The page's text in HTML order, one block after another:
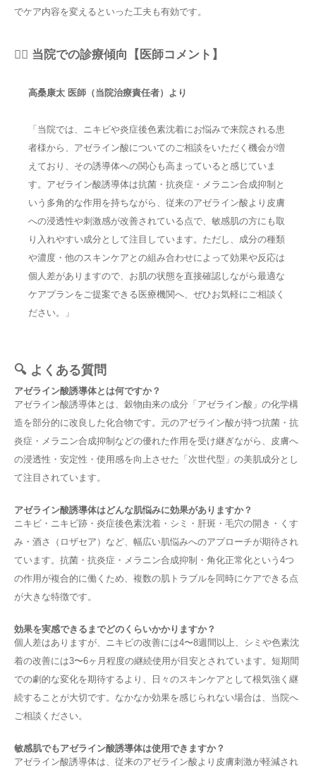
でケア内容を変えるといった工夫も有効です。
👨‍⚕️ 当院での診療傾向【医師コメント】
高桑康太 医師（当院治療責任者）より
「当院では、ニキビや炎症後色素沈着にお悩みで来院される患
者様から、アゼライン酸についてのご相談をいただく機会が増
えており、その誘導体への関心も高まっていると感じていま
す。アゼライン酸誘導体は抗菌・抗炎症・メラニン合成抑制と
いう多角的な作用を持ちながら、従来のアゼライン酸より皮膚
への浸透性や刺激感が改善されている点で、敏感肌の方にも取
り入れやすい成分として注目しています。ただし、成分の種類
や濃度・他のスキンケアとの組み合わせによって効果や反応は
個人差がありますので、お肌の状態を直接確認しながら最適な
ケアプランをご提案できる医療機関へ、ぜひお気軽にご相談く
ださい。」
🔍 よくある質問
アゼライン酸誘導体とは何ですか？
アゼライン酸誘導体とは、穀物由来の成分「アゼライン酸」の化学構
造を部分的に改良した化合物です。元のアゼライン酸が持つ抗菌・抗
炎症・メラニン合成抑制などの優れた作用を受け継ぎながら、皮膚へ
の浸透性・安定性・使用感を向上させた「次世代型」の美肌成分とし
て注目されています。
アゼライン酸誘導体はどんな肌悩みに効果がありますか？
ニキビ・ニキビ跡・炎症後色素沈着・シミ・肝斑・毛穴の開き・くす
み・酒さ（ロザセア）など、幅広い肌悩みへのアプローチが期待され
ています。抗菌・抗炎症・メラニン合成抑制・角化正常化という4つ
の作用が複合的に働くため、複数の肌トラブルを同時にケアできる点
が大きな特徴です。
効果を実感できるまでどのくらいかかりますか？
個人差はありますが、ニキビの改善には4〜8週間以上、シミや色素沈
着の改善には3〜6ヶ月程度の継続使用が目安とされています。短期間
での劇的な変化を期待するより、日々のスキンケアとして根気強く継
続することが大切です。なかなか効果を感じられない場合は、当院へ
ご相談ください。
敏感肌でもアゼライン酸誘導体は使用できますか？
アゼライン酸誘導体は、従来のアゼライン酸より皮膚刺激が軽減され